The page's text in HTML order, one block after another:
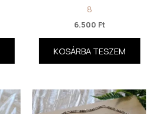
8
6.500 Ft
KOSÁRBA TESZEM